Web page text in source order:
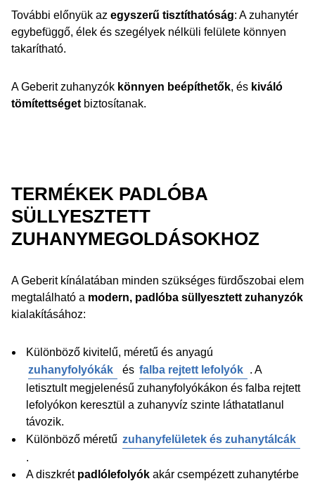
További előnyük az egyszerű tisztíthatóság: A zuhanytér
egybefüggő, élek és szegélyek nélküli felülete könnyen
takarítható.
A Geberit zuhanyzók könnyen beépíthetők, és kiváló
tömítettséget biztosítanak.
TERMÉKEK PADLÓBA
SÜLLYESZTETT
ZUHANYMEGOLDÁSOKHOZ
A Geberit kínálatában minden szükséges fürdőszobai elem
megtalálható a modern, padlóba süllyesztett zuhanyzók
kialakításához:
Különböző kivitelű, méretű és anyagú
zuhanyfolyókák
és falba rejtett lefolyók . A
letisztult megjelenésű zuhanyfolyókákon és falba rejtett
lefolyókon keresztül a zuhanyvíz szinte láthatatlanul
távozik.
Különböző méretű zuhanyfelületek és zuhanytálcák
.
A diszkrét padlólefolyók akár csempézett zuhanytérbe